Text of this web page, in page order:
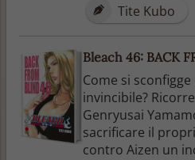
Tite Kubo
Bleach 46: BACK
Come si
invincibile?
Genryusai
sacrificare il
contro Aizen un